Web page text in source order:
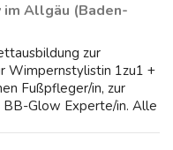
Allgäu (Baden-
zur
Wimpernstylistin 1zu1 +
Fußpfleger/in, zur
BB-Glow Experte/in. Alle